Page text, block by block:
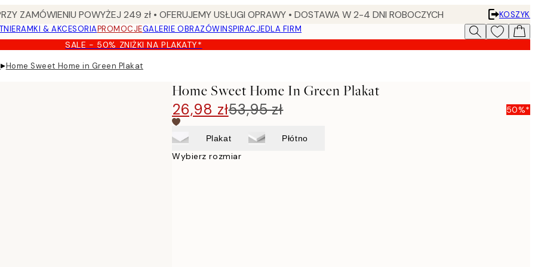
ZAMÓWIENIU POWYŻEJ 249 zł • OFERUJEMY USŁUGI OPRAWY • DOSTAWA W 2-4 DNI ROBOCZYCH
KOSZYK
RAMKI & AKCESORIAPROMOCJEGALERIE OBRAZÓWINSPIRACJEDLA FIRM
SALE - 50% ZNIŻKI NA PLAKATY*
▸Home Sweet Home in Green Plakat
Home Sweet Home In Green Plakat
26,98 zł53,95 zł 50%*
Plakat Płótno
Wybierz rozmiar